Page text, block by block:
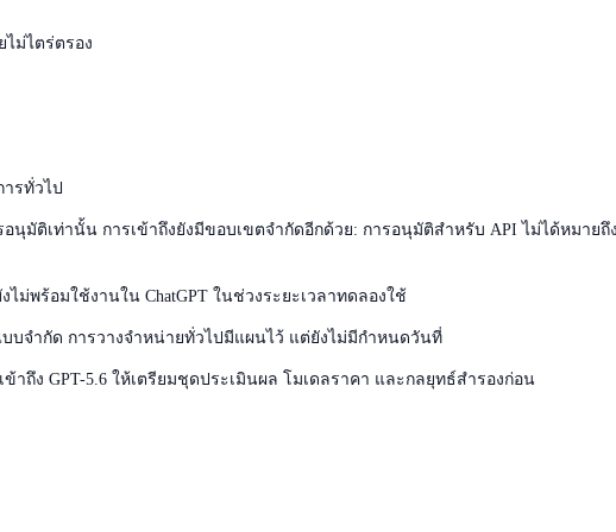
ม่ไตร่ตรอง
รทั่วไป
นุมัติเท่านั้น การเข้าถึงยังมีขอบเขตจำกัดอีกด้วย: การอนุมัติสำหรับ API ไม่ได้หมาย
ม่พร้อมใช้งานใน ChatGPT ในช่วงระยะเวลาทดลองใช้
จำกัด การวางจำหน่ายทั่วไปมีแผนไว้ แต่ยังไม่มีกำหนดวันที่
ถึง GPT-5.6 ให้เตรียมชุดประเมินผล โมเดลราคา และกลยุทธ์สำรองก่อน